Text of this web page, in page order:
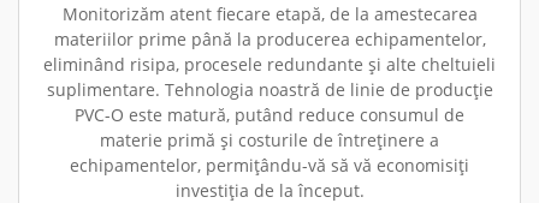
Monitorizăm atent fiecare etapă, de la amestecarea
materiilor prime până la producerea echipamentelor,
eliminând risipa, procesele redundante și alte cheltuieli
suplimentare. Tehnologia noastră de linie de producție
PVC-O este matură, putând reduce consumul de
materie primă și costurile de întreținere a
echipamentelor, permițându-vă să vă economisiți
investiția de la început.